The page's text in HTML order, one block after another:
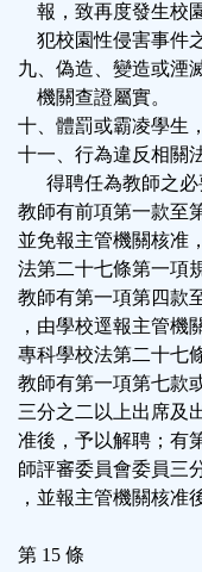
報，致再度發生校
犯校園性侵害事件
九、偽造、變造或湮
機關查證屬實。
十、體罰或霸凌學生
十一、行為違反相關
得聘任為教師之必
教師有前項第一款至
並免報主管機關核准
法第二十七條第一項
教師有第一項第四款
，由學校逕報主管機
專科學校法第二十七
教師有第一項第七款
三分之二以上出席及
准後，予以解聘；有
師評審委員會委員三
，並報主管機關核准
第 15 條